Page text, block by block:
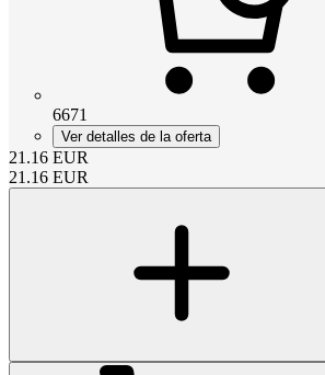
6671
Ver detalles de la oferta
21.16 EUR
21.16 EUR